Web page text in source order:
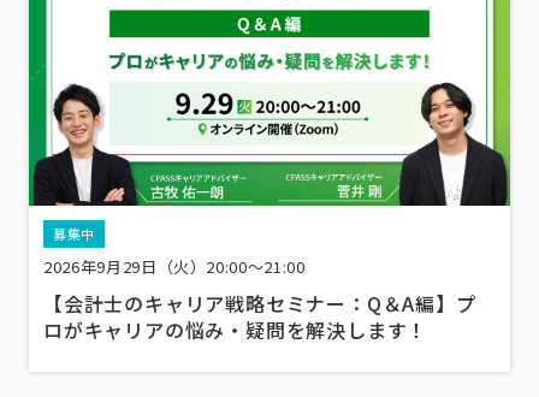
募集中
2026年9月29日（火）20:00～21:00
【会計士のキャリア戦略セミナー：Q＆A編】プ
ロがキャリアの悩み・疑問を解決します！